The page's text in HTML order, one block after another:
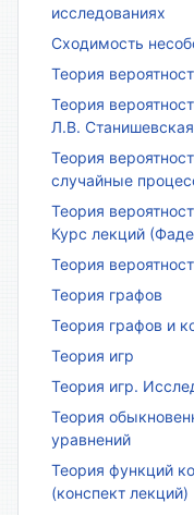
исследованиях
Сходимость
Теория
Теория
Л.В.
Теория
случайные
Теория
Курс лекций
Теория
Теория графов
Теория графов и
Теория игр
Теория игр.
Теория
уравнений
Теория функций
(конспект лекций)